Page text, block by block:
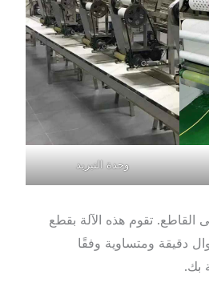
وحدة التبريد
القاطع. تقوم هذه الآلة بقطع
دقيقة ومتساوية وفقًا
بك.